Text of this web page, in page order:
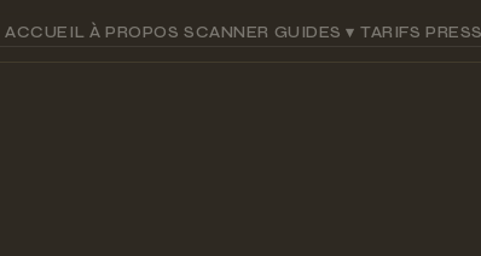
ACCUEIL À PROPOS SCANNER GUIDES ▾ TARIFS